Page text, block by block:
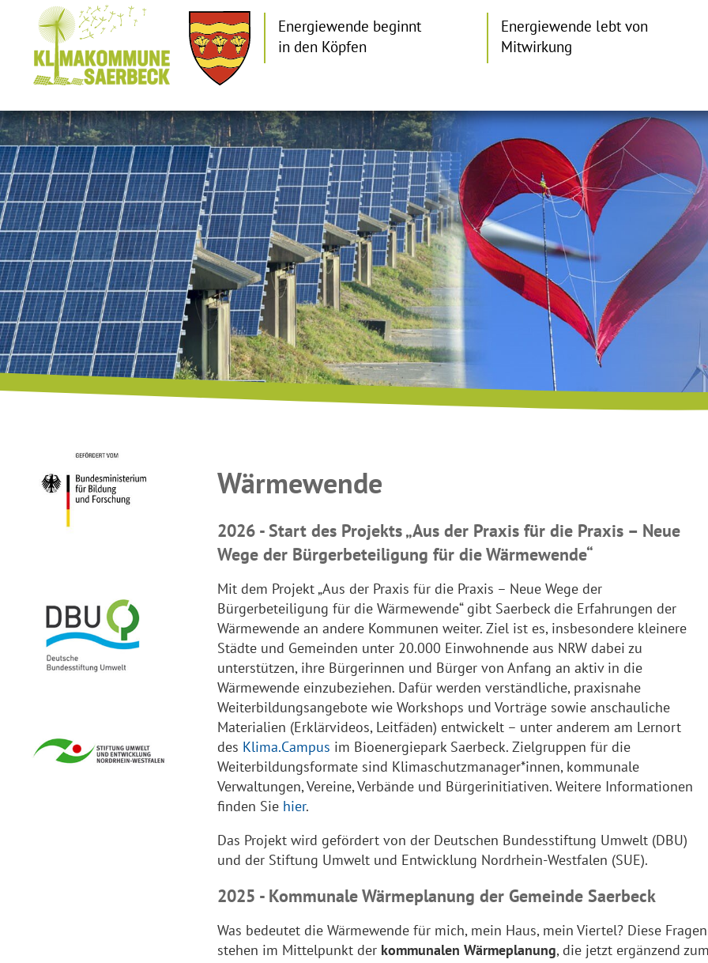
Energiewende beginnt
in den Köpfen
Energiewende lebt von
Mitwirkung
Wärmewende
2026 - Start des Projekts „Aus der Praxis für die Praxis – Neue
Wege der Bürgerbeteiligung für die Wärmewende“
Mit dem Projekt „Aus der Praxis für die Praxis – Neue Wege der
Bürgerbeteiligung für die Wärmewende“ gibt Saerbeck die Erfahrungen der
Wärmewende an andere Kommunen weiter. Ziel ist es, insbesondere kleinere
Städte und Gemeinden unter 20.000 Einwohnende aus NRW dabei zu
unterstützen, ihre Bürgerinnen und Bürger von Anfang an aktiv in die
Wärmewende einzubeziehen. Dafür werden verständliche, praxisnahe
Weiterbildungsangebote wie Workshops und Vorträge sowie anschauliche
Materialien (Erklärvideos, Leitfäden) entwickelt – unter anderem am Lernort
des Klima.Campus im Bioenergiepark Saerbeck. Zielgruppen für die
Weiterbildungsformate sind Klimaschutzmanager*innen, kommunale
Verwaltungen, Vereine, Verbände und Bürgerinitiativen. Weitere Informationen
finden Sie hier.
Das Projekt wird gefördert von der Deutschen Bundesstiftung Umwelt (DBU)
und der Stiftung Umwelt und Entwicklung Nordrhein-Westfalen (SUE).
2025 - Kommunale Wärmeplanung der Gemeinde Saerbeck
Was bedeutet die Wärmewende für mich, mein Haus, mein Viertel? Diese Fragen
stehen im Mittelpunkt der kommunalen Wärmeplanung, die jetzt ergänzend